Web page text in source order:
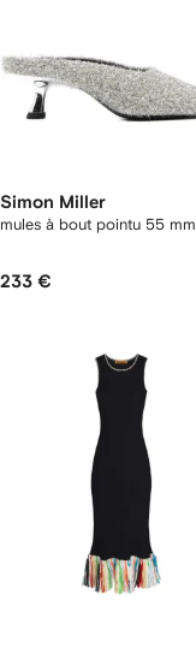
Simon Miller
mules à bout pointu 55 mm
233 €